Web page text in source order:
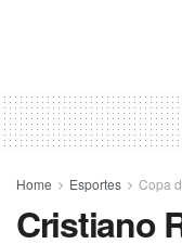
Home Esportes Copa
Cristiano